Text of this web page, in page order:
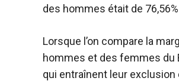
des hommes était de
Lorsque l’on compare la
hommes et des femmes du
qui entraînent leur